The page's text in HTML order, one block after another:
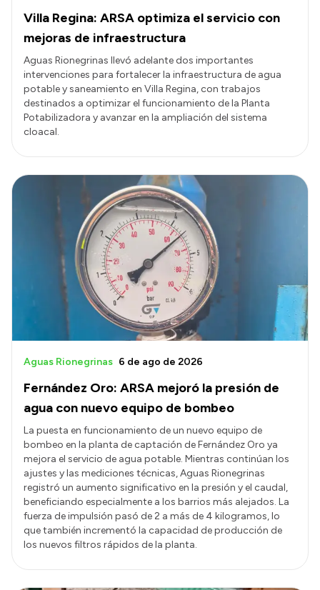
Consulta de pago a proveedores
Convocatorias
Intranet
Login
Villa Regina: ARSA optimiza el servicio con
mejoras de infraestructura
Aguas Rionegrinas llevó adelante dos importantes
intervenciones para fortalecer la infraestructura de agua
potable y saneamiento en Villa Regina, con trabajos
destinados a optimizar el funcionamiento de la Planta
Potabilizadora y avanzar en la ampliación del sistema
cloacal.
Fernández Oro: ARSA mejoró la presión de
agua con nuevo equipo de bombeo
Aguas Rionegrinas 6 de ago de 2026
La puesta en funcionamiento de un nuevo equipo de
bombeo en la planta de captación de Fernández Oro ya
mejora el servicio de agua potable. Mientras continúan los
ajustes y las mediciones técnicas, Aguas Rionegrinas
registró un aumento significativo en la presión y el caudal,
beneficiando especialmente a los barrios más alejados. La
fuerza de impulsión pasó de 2 a más de 4 kilogramos, lo
que también incrementó la capacidad de producción de
los nuevos filtros rápidos de la planta.